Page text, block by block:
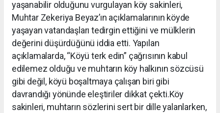
yaşanabilir olduğunu vurgulayan köy sakinleri,
Muhtar Zekeriya Beyaz’ın açıklamalarının köyde
yaşayan vatandaşları tedirgin ettiğini ve mülklerin
değerini düşürdüğünü iddia etti. Yapılan
açıklamalarda, “Köyü terk edin” çağrısının kabul
edilemez olduğu ve muhtarın köy halkının sözcüsü
gibi değil, köyü boşaltmaya çalışan biri gibi
davrandığı yönünde eleştiriler dikkat çekti.Köy
sakinleri, muhtarın sözlerini sert bir dille yalanlarken,